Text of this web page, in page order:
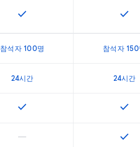
이 기능은 SKU에서 사용할 수 있습
check 이 기
check
참석자 100명 참석자 150
24시간 24시간
이 기능은 SKU에서 사용할 수 있습
check 이 기
check
이 기능은 이 SKU에서 지원되지 않
horizontal_rule 이 기
check